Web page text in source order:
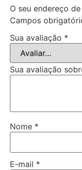
O seu endereço
Campos
Sua avaliação *
Sua avaliação
Nome *
E-mail *